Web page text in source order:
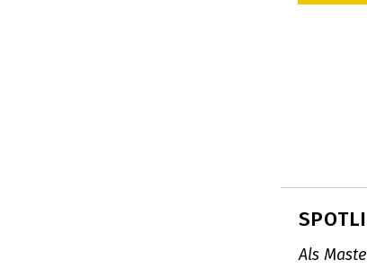
Als